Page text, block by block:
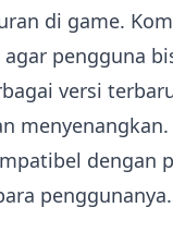
di game.
pengguna
versi
dengan
penggunanya.